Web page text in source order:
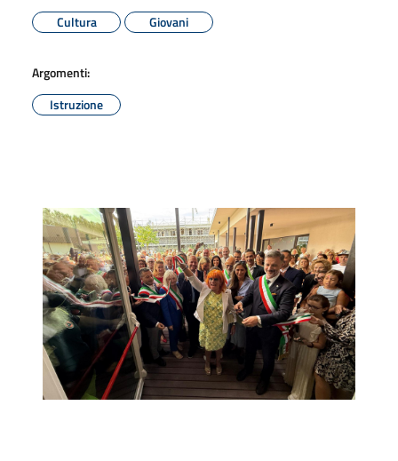
Cultura
Giovani
Argomenti:
Istruzione